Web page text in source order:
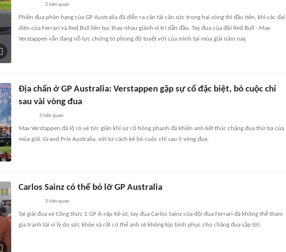
3 liên quan
Phiên đua phân hạng của GP Australia đã diễn ra cân tài cân sức trong hai vòng thi đầu tiên, khi các đại
diện của Ferrari và Red Bull liên tục thay nhau giành vị trí dẫn đầu. Tay đua của đội Red Bull - Max
Verstappen vẫn đang nỗ lực chứng tỏ phong độ tuyệt vời của mình tại mùa giải năm nay.
Địa chấn ở GP Australia: Verstappen gặp sự cố đặc biệt, bỏ cuộc chỉ
sau vài vòng đua
3 liên quan
Max Verstappen đã lộ rõ vẻ tức giận khi sự cố hỏng phanh đã khiến anh kết thúc chặng đua thứ ba của
mùa giải, Grand Prix Australia, với tư cách kẻ bỏ cuộc chỉ sau 5 vòng đua.
Carlos Sainz có thể bỏ lỡ GP Australia
3 liên quan
Tại giải đua xe Công thức 1 GP Ả-rập Xê-út, tay đua Carlos Sainz của đội đua Ferrari đã không thể tham
gia tranh tài vì lý do sức khỏe và rất có thể anh sẽ không kịp bình phục cho chặng đua sắp tới.